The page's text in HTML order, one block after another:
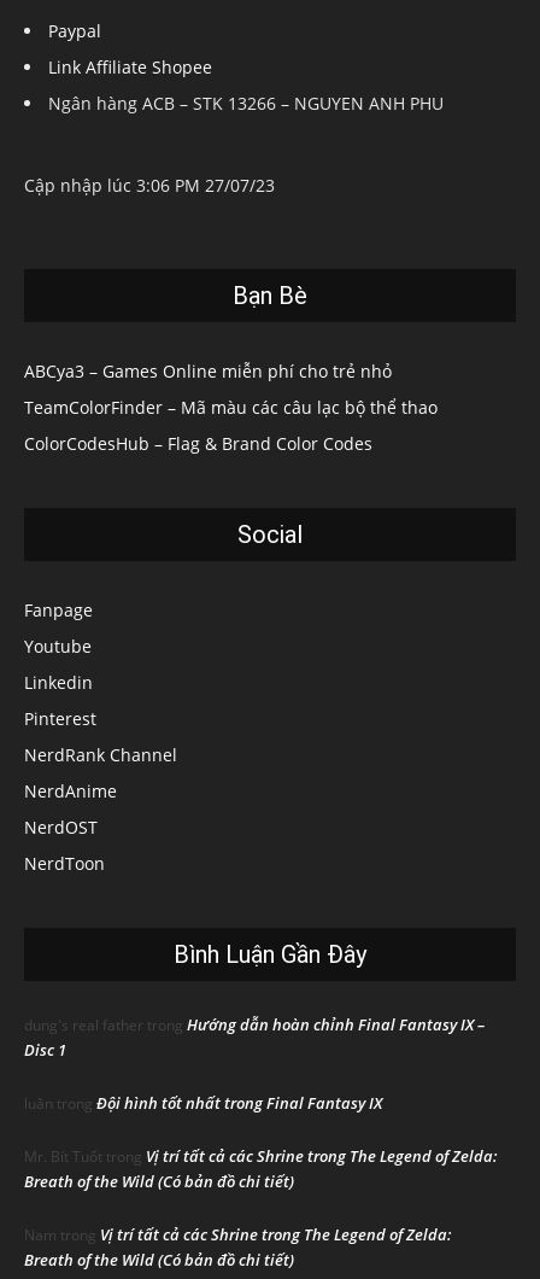
Paypal
Link Affiliate Shopee
Ngân hàng ACB – STK 13266 – NGUYEN ANH PHU
Cập nhập lúc 3:06 PM 27/07/23
Bạn Bè
ABCya3 – Games Online miễn phí cho trẻ nhỏ
TeamColorFinder – Mã màu các câu lạc bộ thể thao
ColorCodesHub – Flag & Brand Color Codes
Social
Fanpage
Youtube
Linkedin
Pinterest
NerdRank Channel
NerdAnime
NerdOST
NerdToon
Bình Luận Gần Đây
dung's real father trong Hướng dẫn hoàn chỉnh Final Fantasy IX –
Disc 1
luân trong Đội hình tốt nhất trong Final Fantasy IX
Mr. Bít Tuốt trong Vị trí tất cả các Shrine trong The Legend of Zelda:
Breath of the Wild (Có bản đồ chi tiết)
Nam trong Vị trí tất cả các Shrine trong The Legend of Zelda:
Breath of the Wild (Có bản đồ chi tiết)